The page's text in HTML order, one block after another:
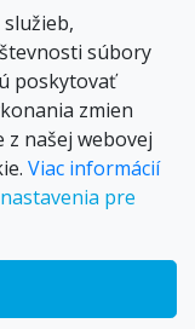
81109
328 68-9
29873/V
súbory
poskytovať
zmien
z našej webovej
Viac informácií
pre